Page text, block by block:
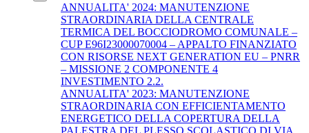
ANNUALITA' 2024: MANUTENZIONE
STRAORDINARIA DELLA CENTRALE
TERMICA DEL BOCCIODROMO COMUNALE –
CUP E96I23000070004 – APPALTO FINANZIATO
CON RISORSE NEXT GENERATION EU – PNRR
– MISSIONE 2 COMPONENTE 4
INVESTIMENTO 2.2.
ANNUALITA' 2023: MANUTENZIONE
STRAORDINARIA CON EFFICIENTAMENTO
ENERGETICO DELLA COPERTURA DELLA
PALESTRA DEL PLESSO SCOLASTICO DI VIA